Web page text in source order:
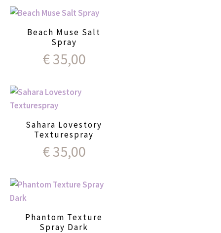
Beach Muse Salt
Spray
€35,00
Sahara Lovestory
Texturespray
€35,00
Phantom Texture
Spray Dark